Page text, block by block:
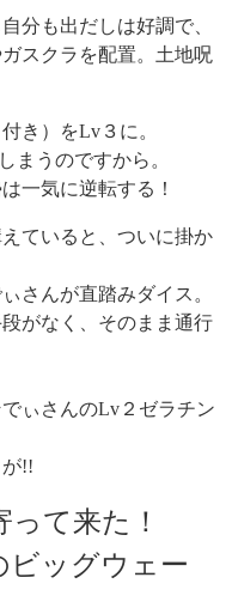
分も出だしは好調で、
スクラを配置。土地呪
き）をLv３に。
まうのですから。
一気に逆転する！
ていると、ついに掛か
さんが直踏みダイス。
がなく、そのまま通行
ぃさんのLv２ゼラチン
!!
って来た！
ッグウェー